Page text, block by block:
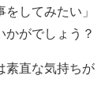
してみたい」
かがでしょう？
素直な気持ちが